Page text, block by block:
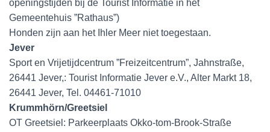
openingstijden bij de Tourist Informatie in het
Gemeentehuis ”Rathaus”)
Honden zijn aan het Ihler Meer niet toegestaan.
Jever
Sport en Vrijetijdcentrum ”Freizeitcentrum”, Jahnstraße,
26441 Jever,: Tourist Informatie Jever e.V., Alter Markt 18,
26441 Jever, Tel. 04461-71010
Krummhörn/Greetsiel
OT Greetsiel: Parkeerplaats Okko-tom-Brook-Straße